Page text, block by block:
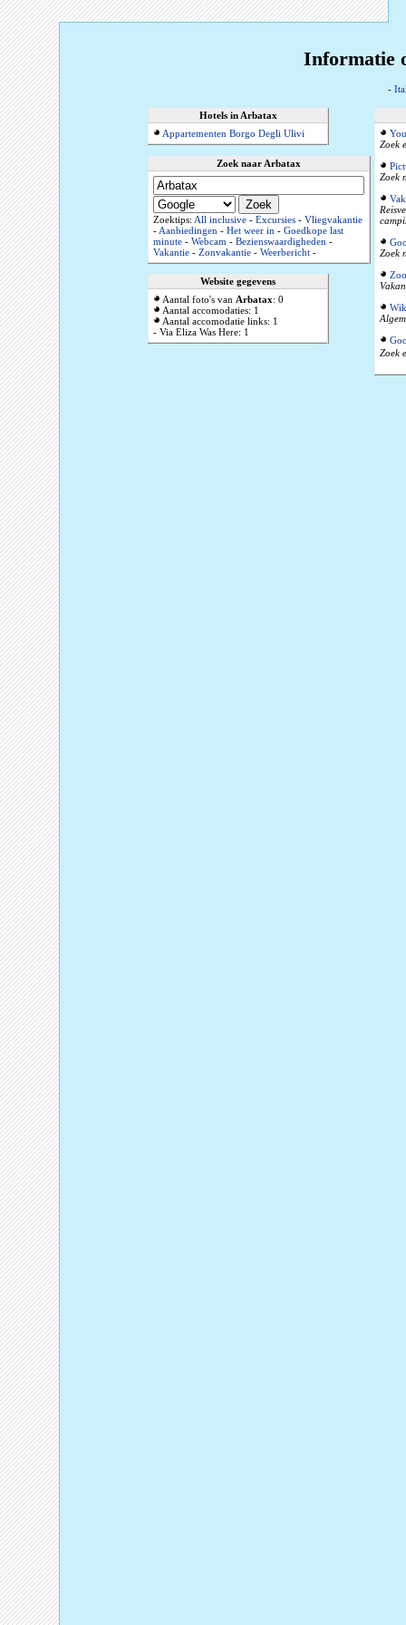
Informatie
-
Hotels in Arbatax
Appartementen Borgo Degli Ulivi
Zoek naar Arbatax
Zoektips: All inclusive - Excursies - Vliegvakantie
-Aanbiedingen - Het weer in - Goedkope last
minute - Webcam - Bezienswaardigheden -
Vakantie - Zonvakantie - Weerbericht -
Website gegevens
Aantal foto's van Arbatax: 0
Aantal accomodaties: 1
Aantal accomodatie links: 1
- Via Eliza Was Here: 1
Zoek
Zoek
Zoek
Zoek